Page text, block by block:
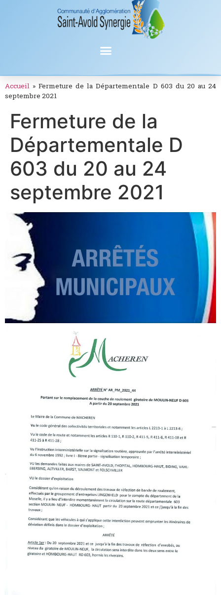
Accueil »Fermeture de la Départementale D 603 du 20 au 24
septembre 2021
Fermeture de la
Départementale D
603 du 20 au 24
septembre 2021